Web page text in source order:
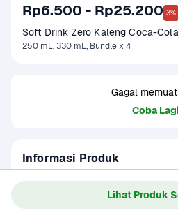
Lihat Produk
Rp6.500 - Rp25.200 3%
Soft Drink Zero Kaleng Coca-Cola
250 mL, 330 mL, Bundle x 4
Gagal
Coba Lagi
Informasi Produk
Coca-Cola Zero adalah minuman
rasa klasik Coca-Cola yang tetap
menyegarkan. Ideal untuk kamu